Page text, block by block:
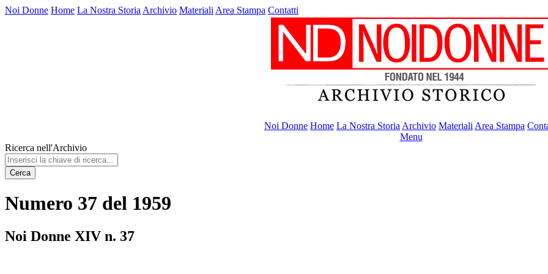
Noi Donne Home La Nostra Storia Archivio Materiali Area Stampa Contatti
Noi Donne Home La Nostra Storia Archivio Materiali Area Stampa
Menu
Ricerca nell'Archivio
Cerca
Numero 37 del 1959
Noi Donne XIV n. 37